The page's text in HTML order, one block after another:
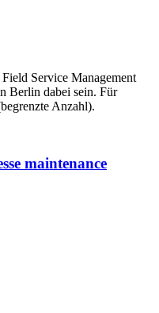
Service Management
Berlin dabei sein. Für
Anzahl).
maintenance